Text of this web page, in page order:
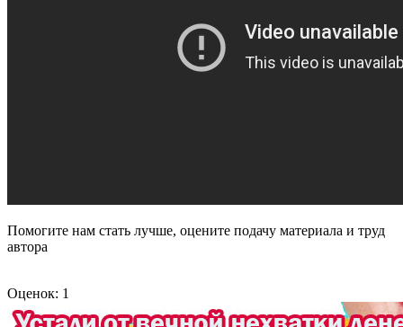
Помогите нам стать лучше, оцените подачу материала и труд
автора
Оценок: 1